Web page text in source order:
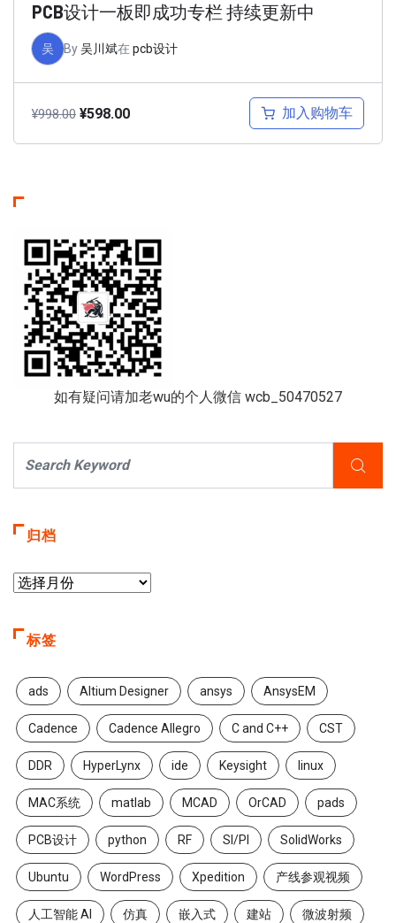
PCB设计一板即成功专栏 持续更新中
吴 By吴川斌在 pcb设计
¥998.00 ¥598.00 加入购物车
如有疑问请加老wu的个人微信 wcb_50470527
归档
标签
ads Altium Designer ansys AnsysEM
Cadence Cadence Allegro C and C++ CST
DDR HyperLynx ide Keysight linux
MAC系统 matlab MCAD OrCAD pads
PCB设计 python RF SI/PI SolidWorks
Ubuntu WordPress Xpedition 产线参观视频
人工智能 AI 仿真 嵌入式 建站 微波射频